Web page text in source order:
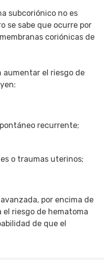
subcoriónico no es
se sabe que ocurre por
coriónicas de
el riesgo de
recurrente;
o traumas uterinos;
por encima de
el riesgo de hematoma
de que el